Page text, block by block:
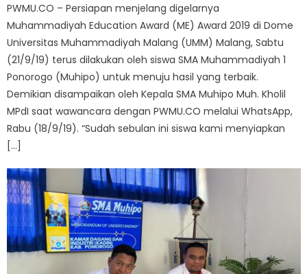
PWMU.CO – Persiapan menjelang digelarnya
Muhammadiyah Education Award (ME) Award 2019 di Dome
Universitas Muhammadiyah Malang (UMM) Malang, Sabtu
(21/9/19) terus dilakukan oleh siswa SMA Muhammadiyah 1
Ponorogo (Muhipo) untuk menuju hasil yang terbaik.
Demikian disampaikan oleh Kepala SMA Muhipo Muh. Kholil
MPdI saat wawancara dengan PWMU.CO melalui WhatsApp,
Rabu (18/9/19). “Sudah sebulan ini siswa kami menyiapkan
[…]